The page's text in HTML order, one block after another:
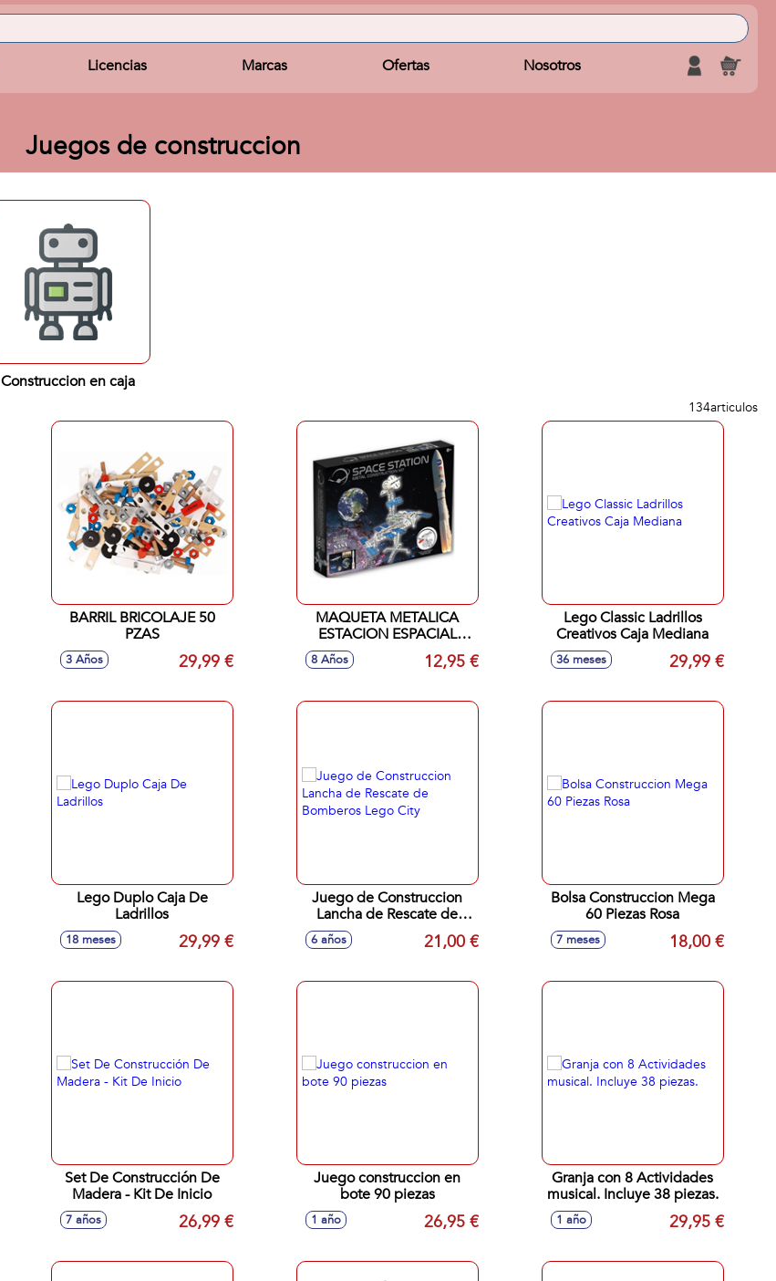
Licencias Marcas Ofertas Nosotros
Juegos de construccion
Construccion en caja
134articulos
BARRIL BRICOLAJE 50
PZAS
3 Años 29,99 €
MAQUETA METALICA
ESTACION ESPACIAL
8 Años 12,95 €
Lego Classic Ladrillos
Creativos Caja Mediana
36 meses 29,99 €
Lego Duplo Caja De
Ladrillos
18 meses 29,99 €
Juego de Construccion
Lancha de Rescate de
Bomberos Lego City
6 años 21,00 €
Bolsa Construccion Mega
60 Piezas Rosa
7 meses 18,00 €
Set De Construcción De
Madera - Kit De Inicio
7 años 26,99 €
Juego construccion en
bote 90 piezas
1 año 26,95 €
Granja con 8 Actividades
musical. Incluye 38 piezas.
1 año 29,95 €